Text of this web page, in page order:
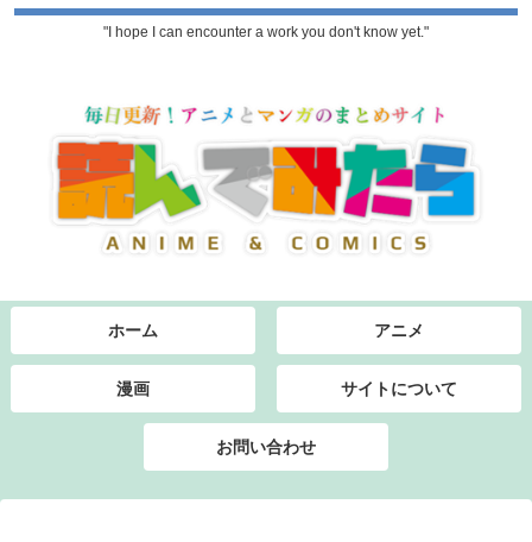
"I hope I can encounter a work you don't know yet."
ホーム アニメ
漫画 サイトについて
お問い合わせ